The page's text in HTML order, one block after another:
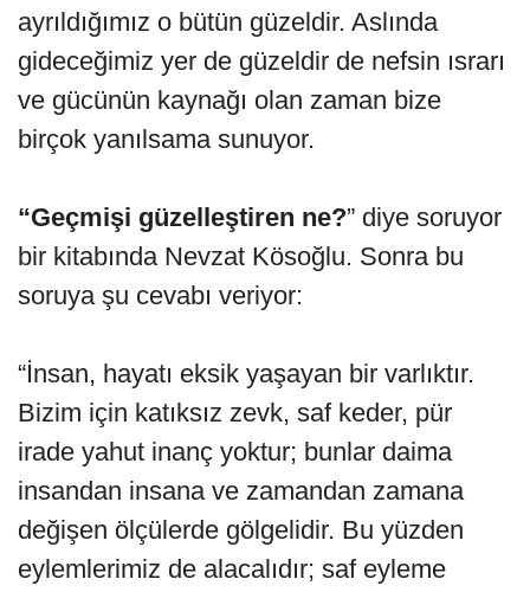
ayrıldığımız o bütün güzeldir. Aslında
gideceğimiz yer de güzeldir de nefsin ısrarı
ve gücünün kaynağı olan zaman bize
birçok yanılsama sunuyor.
“Geçmişi güzelleştiren ne?” diye soruyor
bir kitabında Nevzat Kösoğlu. Sonra bu
soruya şu cevabı veriyor:
“İnsan, hayatı eksik yaşayan bir varlıktır.
Bizim için katıksız zevk, saf keder, pür
irade yahut inanç yoktur; bunlar daima
insandan insana ve zamandan zamana
değişen ölçülerde gölgelidir. Bu yüzden
eylemlerimiz de alacalıdır; saf eyleme